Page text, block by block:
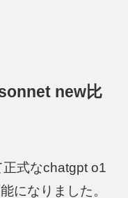
new比
式なchatgpt o1
になりました。